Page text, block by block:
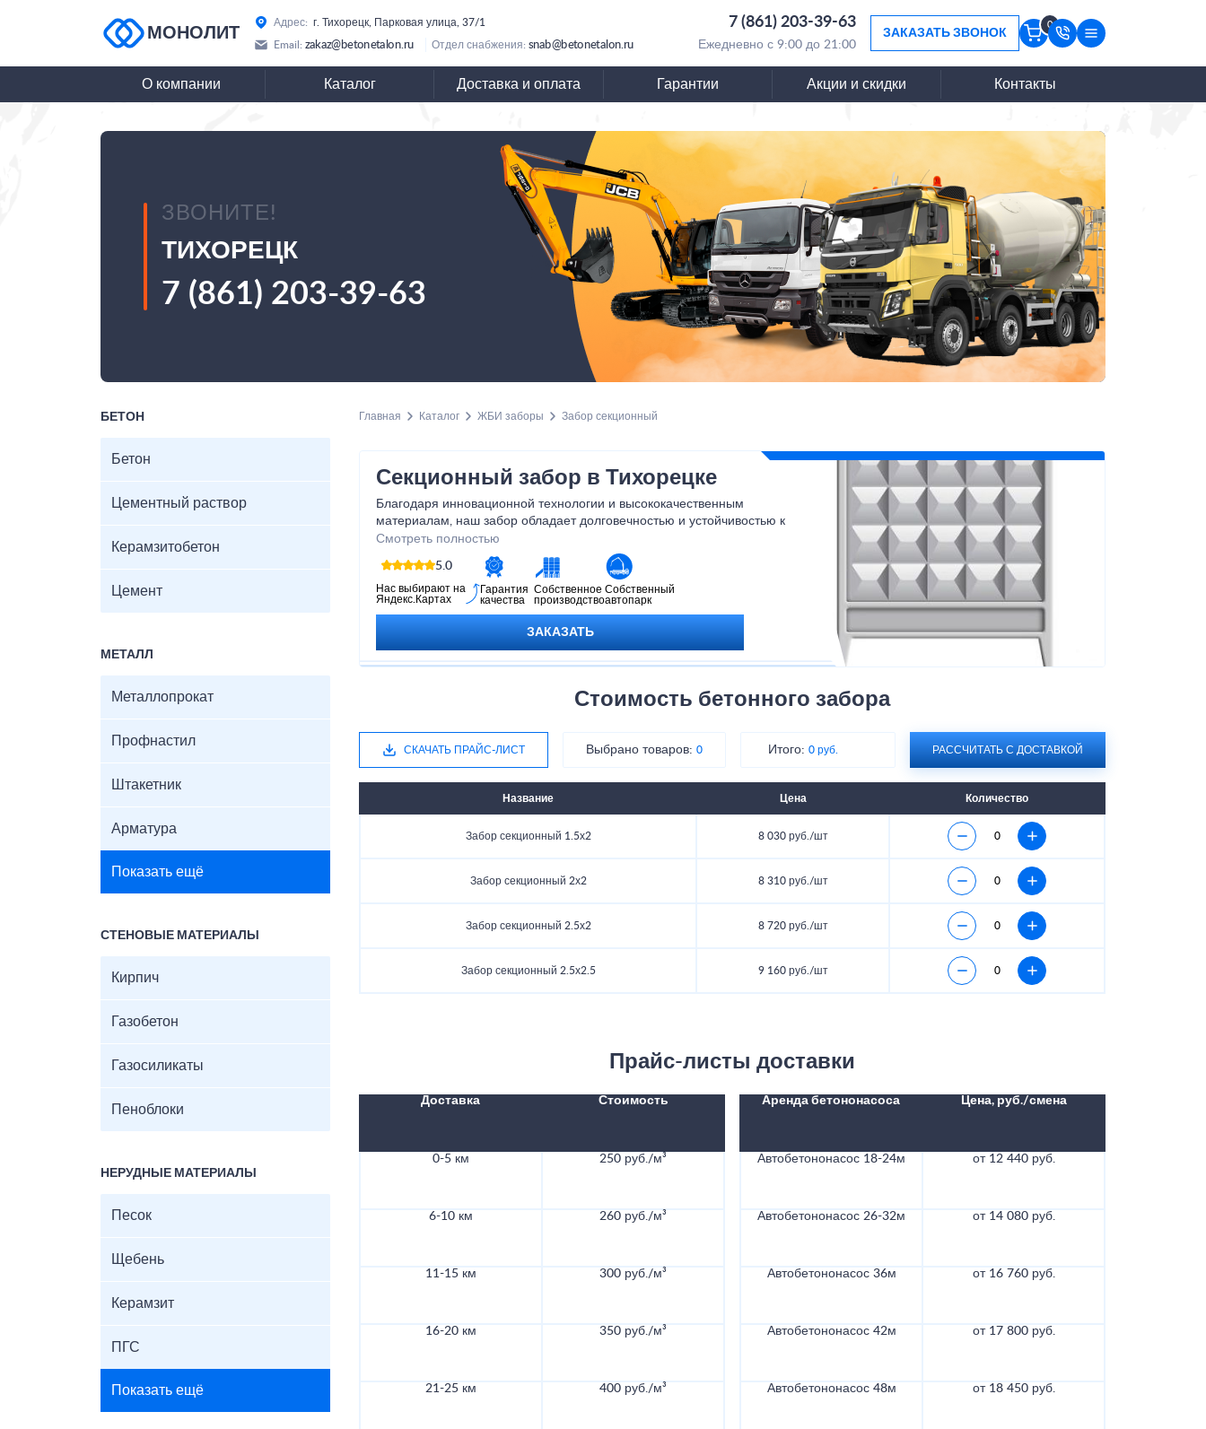
МОНОЛИТ
Адрес: г. Тихорецк, Парковая улица, 37/1 7 (861) 203-39-63
Email: zakaz@betonetalon.ru Отдел снабжения: snab@betonetalon.ru Ежедневно с 9:00 до 21:00
ЗАКАЗАТЬ ЗВОНОК
0
О компании Каталог Доставка и оплата Гарантии Акции и скидки Контакты
ЗВОНИТЕ!
ТИХОРЕЦК
7 (861) 203-39-63
БЕТОН
Бетон
Цементный раствор
Керамзитобетон
Цемент
МЕТАЛЛ
Металлопрокат
Профнастил
Штакетник
Арматура
Показать ещё
СТЕНОВЫЕ МАТЕРИАЛЫ
Кирпич
Газобетон
Газосиликаты
Пеноблоки
НЕРУДНЫЕ МАТЕРИАЛЫ
Песок
Щебень
Керамзит
ПГС
Показать ещё
Главная Каталог ЖБИ заборы Забор секционный
Секционный забор в Тихорецке
Благодаря инновационной технологии и высококачественным
материалам, наш забор обладает долговечностью и устойчивостью к
внешним воздействиям. Будьте уверены, что ваше имущество будет
надежно защищено, а ваш дом или бизнес будут выглядеть стильно и
современно. Приобретите бетонный секционный забор уже сегодня и
наслаждайтесь его преимуществами на протяжении многих лет!
Смотреть полностью
5.0
Нас выбирают на
Яндекс.Картах
Гарантия
качества
Собственное
производство
Собственный
автопарк
ЗАКАЗАТЬ
Стоимость бетонного забора
СКАЧАТЬ ПРАЙС-ЛИСТ Выбрано товаров: 0 Итого:0 руб. РАССЧИТАТЬ С ДОСТАВКОЙ
Название Цена Количество
Забор секционный 1.5х2 8 030 руб./шт
Забор секционный 2х2 8 310 руб./шт
Забор секционный 2.5х2 8 720 руб./шт
Забор секционный 2.5х2.5 9 160 руб./шт
Прайс-листы доставки
Доставка Стоимость
0-5 км 250 руб./м³
6-10 км 260 руб./м³
11-15 км 300 руб./м³
16-20 км 350 руб./м³
21-25 км 400 руб./м³
Аренда бетононасоса Цена, руб./смена
Автобетононасос 18-24м от 12 440 руб.
Автобетононасос 26-32м от 14 080 руб.
Автобетононасос 36м от 16 760 руб.
Автобетононасос 42м от 17 800 руб.
Автобетононасос 48м от 18 450 руб.